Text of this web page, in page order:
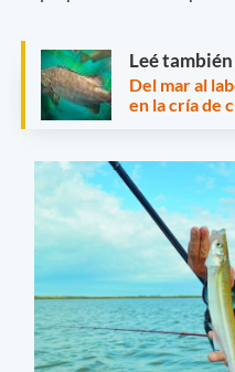
Leé también
Del mar al
en la cría de